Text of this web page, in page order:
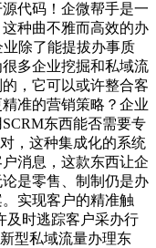
代码！企微帮手是一
种曲不雅而高效的办
除了能提拔办事质
多企业挖掘和私域流
，它可以或许整合客
准的营销策略？企业
东西能否需要专
，这种集成化的系统
消息，这款东西让企
是零售、制制仍是办
实现客户的精准触
及时逃踪客户采办行
型私域流量办理东